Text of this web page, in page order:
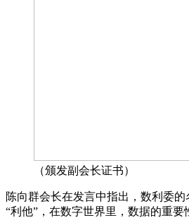
（颁发副会长证书）
陈向群会长在发言中指出，数利委
“利他”，在数字世界里，数据的重要